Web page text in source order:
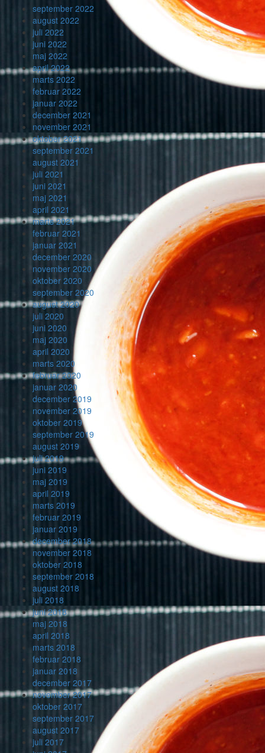
september 2022
august 2022
juli 2022
juni 2022
maj 2022
april 2022
marts 2022
februar 2022
januar 2022
december 2021
november 2021
oktober 2021
september 2021
august 2021
juli 2021
juni 2021
maj 2021
april 2021
marts 2021
februar 2021
januar 2021
december 2020
november 2020
oktober 2020
september 2020
august 2020
juli 2020
juni 2020
maj 2020
april 2020
marts 2020
februar 2020
januar 2020
december 2019
november 2019
oktober 2019
september 2019
august 2019
juli 2019
juni 2019
maj 2019
april 2019
marts 2019
februar 2019
januar 2019
december 2018
november 2018
oktober 2018
september 2018
august 2018
juli 2018
juni 2018
maj 2018
april 2018
marts 2018
februar 2018
januar 2018
december 2017
november 2017
oktober 2017
september 2017
august 2017
juli 2017